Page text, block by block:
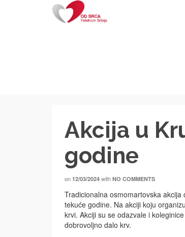
Akcija u
godine
on 12/03/2024 with NO COMMENTS
Tradicionalna osmomartovska
tekuće godine. Na akciji koju
krvi. Akciji su se odazvale i
dobrovoljno dalo krv.